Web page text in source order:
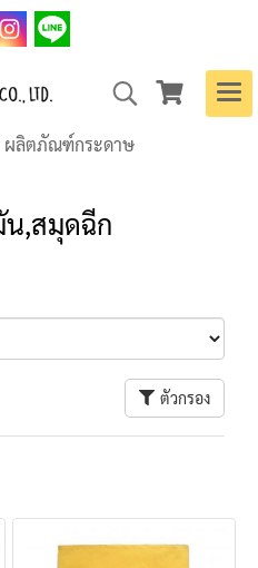
ผลิตภัณฑ์กระดาษ
,สมุดฉีก
ตัวกรอง